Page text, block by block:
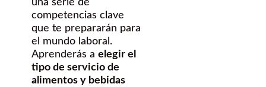
una serie de
competencias clave
que te prepararán para
el mundo laboral.
Aprenderás a elegir el
tipo de servicio de
alimentos y bebidas